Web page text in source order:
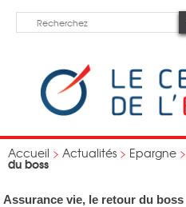
Accueil > Actualités > Epargne >
du boss
Assurance vie, le retour du boss